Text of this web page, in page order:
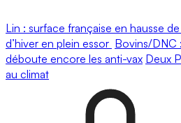
Lin : surface française en hausse
d’hiver en plein essor Bovins/DNC
déboute encore les anti-vax Deux
au climat